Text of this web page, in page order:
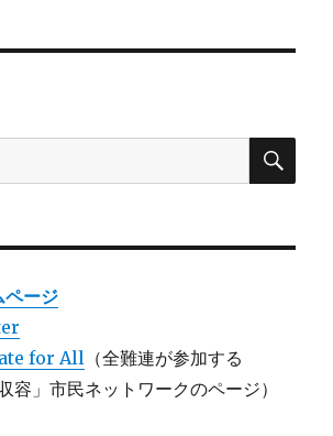
検
ページ
for All （全難連が参加する
容」市民ネットワークのページ）